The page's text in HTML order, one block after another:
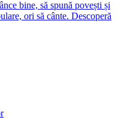
bine, să spună povești și
ori să cânte. Descoperă